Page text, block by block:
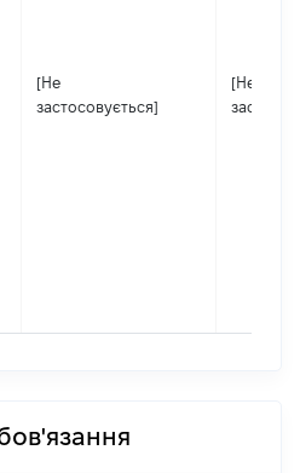
[Не
застосовується]
[Не